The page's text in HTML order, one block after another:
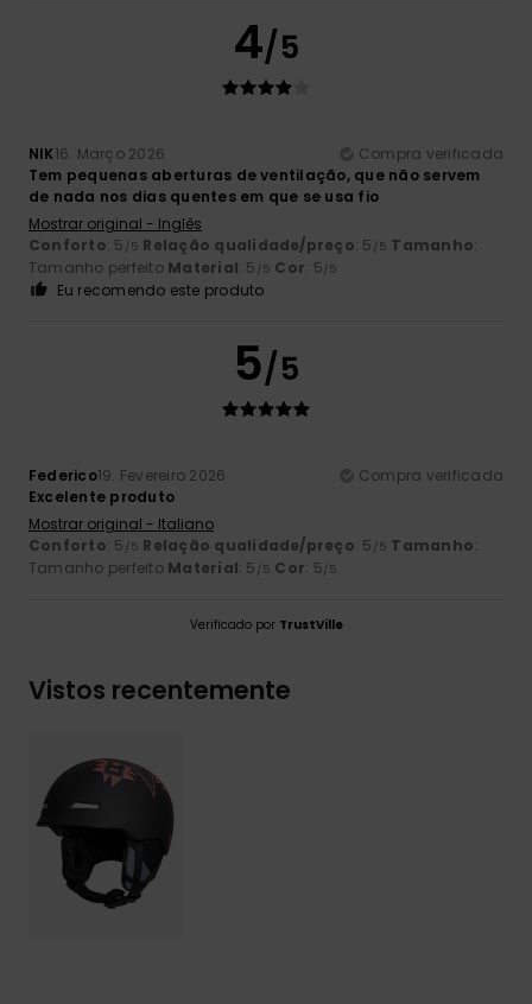
4/5
NIK16. Março 2026
Compra verificada
Tem pequenas aberturas de ventilação, que não servem
de nada nos dias quentes em que se usa fio
Mostrar original - Inglês
Conforto: 5 /5 Relação qualidade/preço: 5 /5 Tamanho:
Tamanho perfeito Material: 5 /5 Cor: 5/5
Eu recomendo este produto
5/5
Federico19. Fevereiro 2026
Compra verificada
Excelente produto
Mostrar original - Italiano
Conforto: 5 /5 Relação qualidade/preço: 5 /5 Tamanho:
Tamanho perfeito Material: 5 /5 Cor: 5/5
Verificado por TrustVille
Vistos recentemente